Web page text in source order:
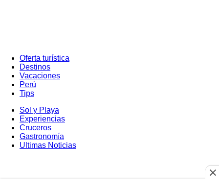
Oferta turística
Destinos
Vacaciones
Perú
Tips
Sol y Playa
Experiencias
Cruceros
Gastronomía
Ultimas Noticias